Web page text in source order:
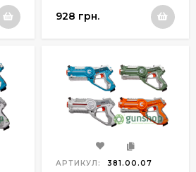
928 грн.
АРТИКУЛ: 381.00.07